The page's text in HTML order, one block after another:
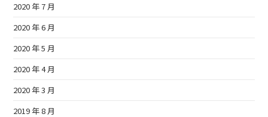
2020 年 7 月
2020 年 6 月
2020 年 5 月
2020 年 4 月
2020 年 3 月
2019 年 8 月